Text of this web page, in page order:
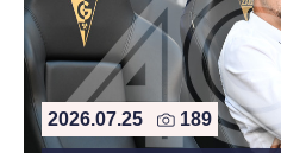
2026.07.25 189